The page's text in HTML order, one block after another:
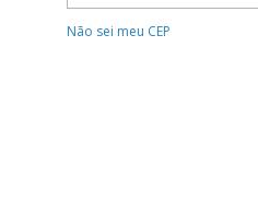
Não sei meu CEP